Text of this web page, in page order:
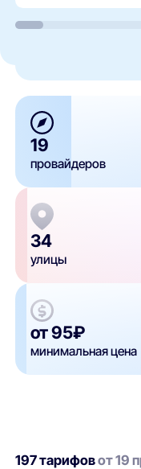
19
провайдеров
34
улицы
от 95₽
минимальная цена
197 тарифовот 19